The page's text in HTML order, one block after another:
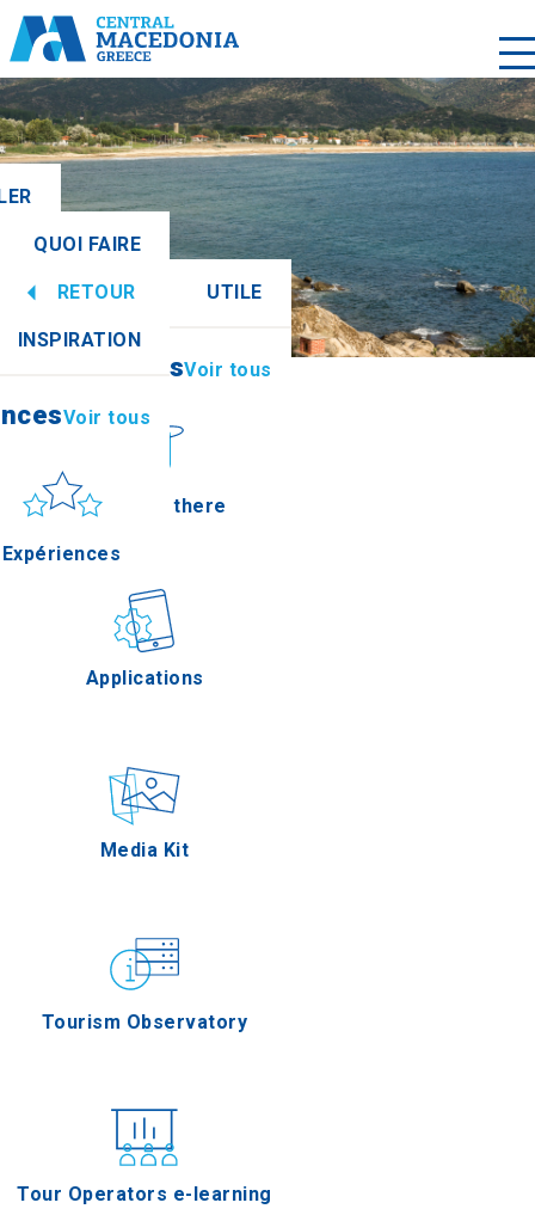
QUOI FAIRE
Gastronomie
RETOUR UTILE
InformationsVoir tous
How to get there
Applications
Media Kit
Tourism Observatory
Tour Operators e-learning
INSPIRATION
Voir tous
Expériences